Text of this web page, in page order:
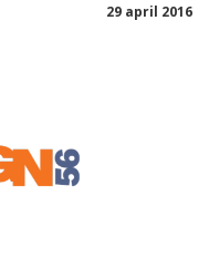
29 april 2016